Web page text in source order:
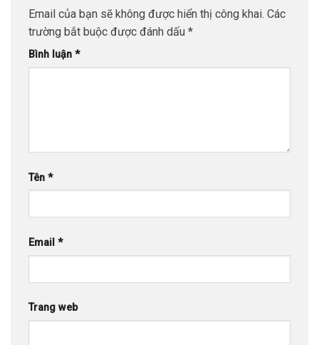
Email của bạn sẽ không được hiển thị công khai. Các
trường bắt buộc được đánh dấu *
Bình luận *
Tên *
Email *
Trang web